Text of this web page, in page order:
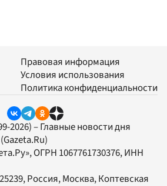
Правовая информация
Условия использования
Политика конфиденциальности
2026) – Главные новости дня
(Gazeta.Ru)
, ОГРН 1067761730376, ИНН
Россия, Москва, Коптевская